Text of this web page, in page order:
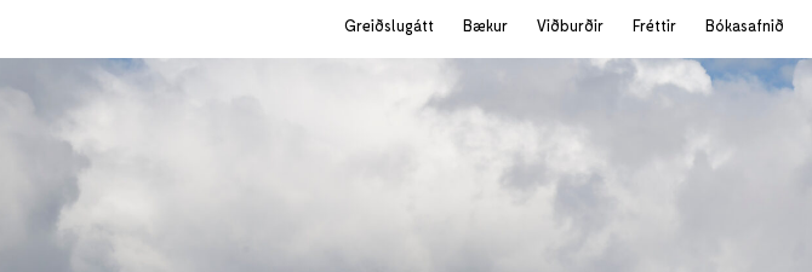
Greiðslugátt Bækur Viðburðir Fréttir Bókasafnið